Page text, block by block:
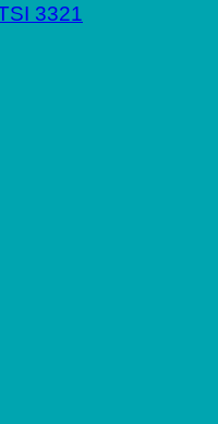
3321